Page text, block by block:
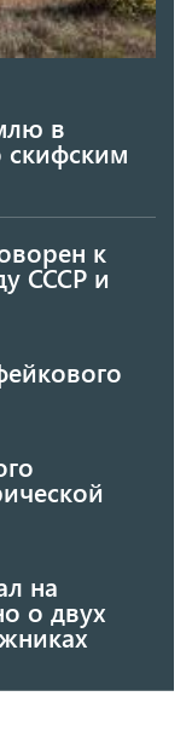
в
скифским
к
СССР и
на
о двух